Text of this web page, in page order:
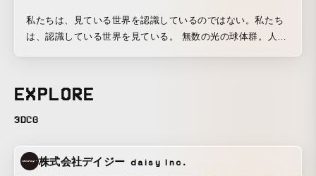
私たちは、見ている世界を認識しているのではない。私たち
は、認識している世界を見ている。 無数の光の球体群。人々
れらの光と闇の球体群は存在しない。闇の球体群は、カメラ
にすら写らない。 光の球体表面にガラスなどの物体は何もな
く、球体と身体との境界の認識は曖昧である。 しかし、この
宇宙では、光は凝固せず、光だけで球体状の塊になることは
EXPLORE
3DCG
株式会社デイジー daisy Inc.